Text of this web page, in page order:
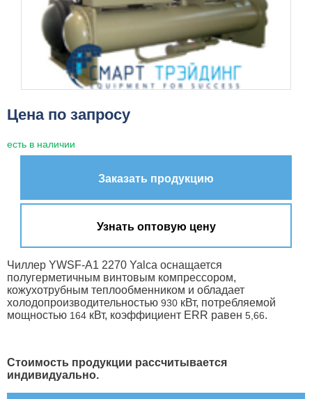
Цена по запросу
есть в наличии
Заказать продукцию
Узнать оптовую цену
Чиллер YWSF-A1 2270 Yalca оснащается
полугерметичным винтовым компрессором,
кожухотрубным теплообменником и обладает
холодопроизводительностью 930 кВт, потребляемой
мощностью 164 кВт, коэффициент ERR равен 5,66.
Стоимость продукции рассчитывается
индивидуально.